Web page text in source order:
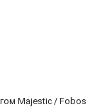
Majestic / Fobos